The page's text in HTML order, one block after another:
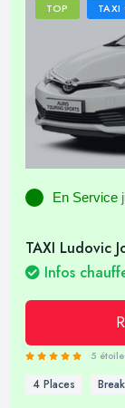
TOP
En Service
TAXI Ludovic
Infos
5
4 Places Break